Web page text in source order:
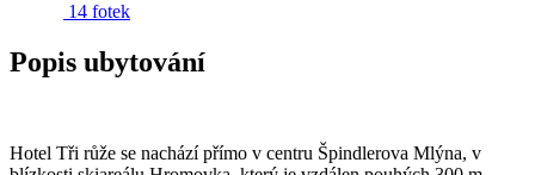
14 fotek
Popis ubytování
Hotel Tři růže se nachází přímo v centru Špindlerova Mlýna, v